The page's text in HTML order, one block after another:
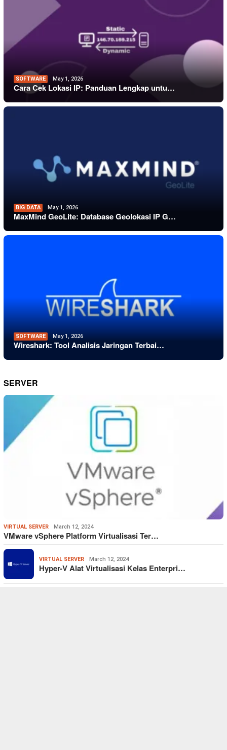
SOFTWARE May 1, 2026
Cara Cek Lokasi IP: Panduan Lengkap untu…
BIG DATA May 1, 2026
MaxMind GeoLite: Database Geolokasi IP G…
SOFTWARE May 1, 2026
Wireshark: Tool Analisis Jaringan Terbai…
SERVER
VIRTUAL SERVER March 12, 2024
VMware vSphere Platform Virtualisasi Ter…
VIRTUAL SERVER March 12, 2024
Hyper-V Alat Virtualisasi Kelas Enterpri…